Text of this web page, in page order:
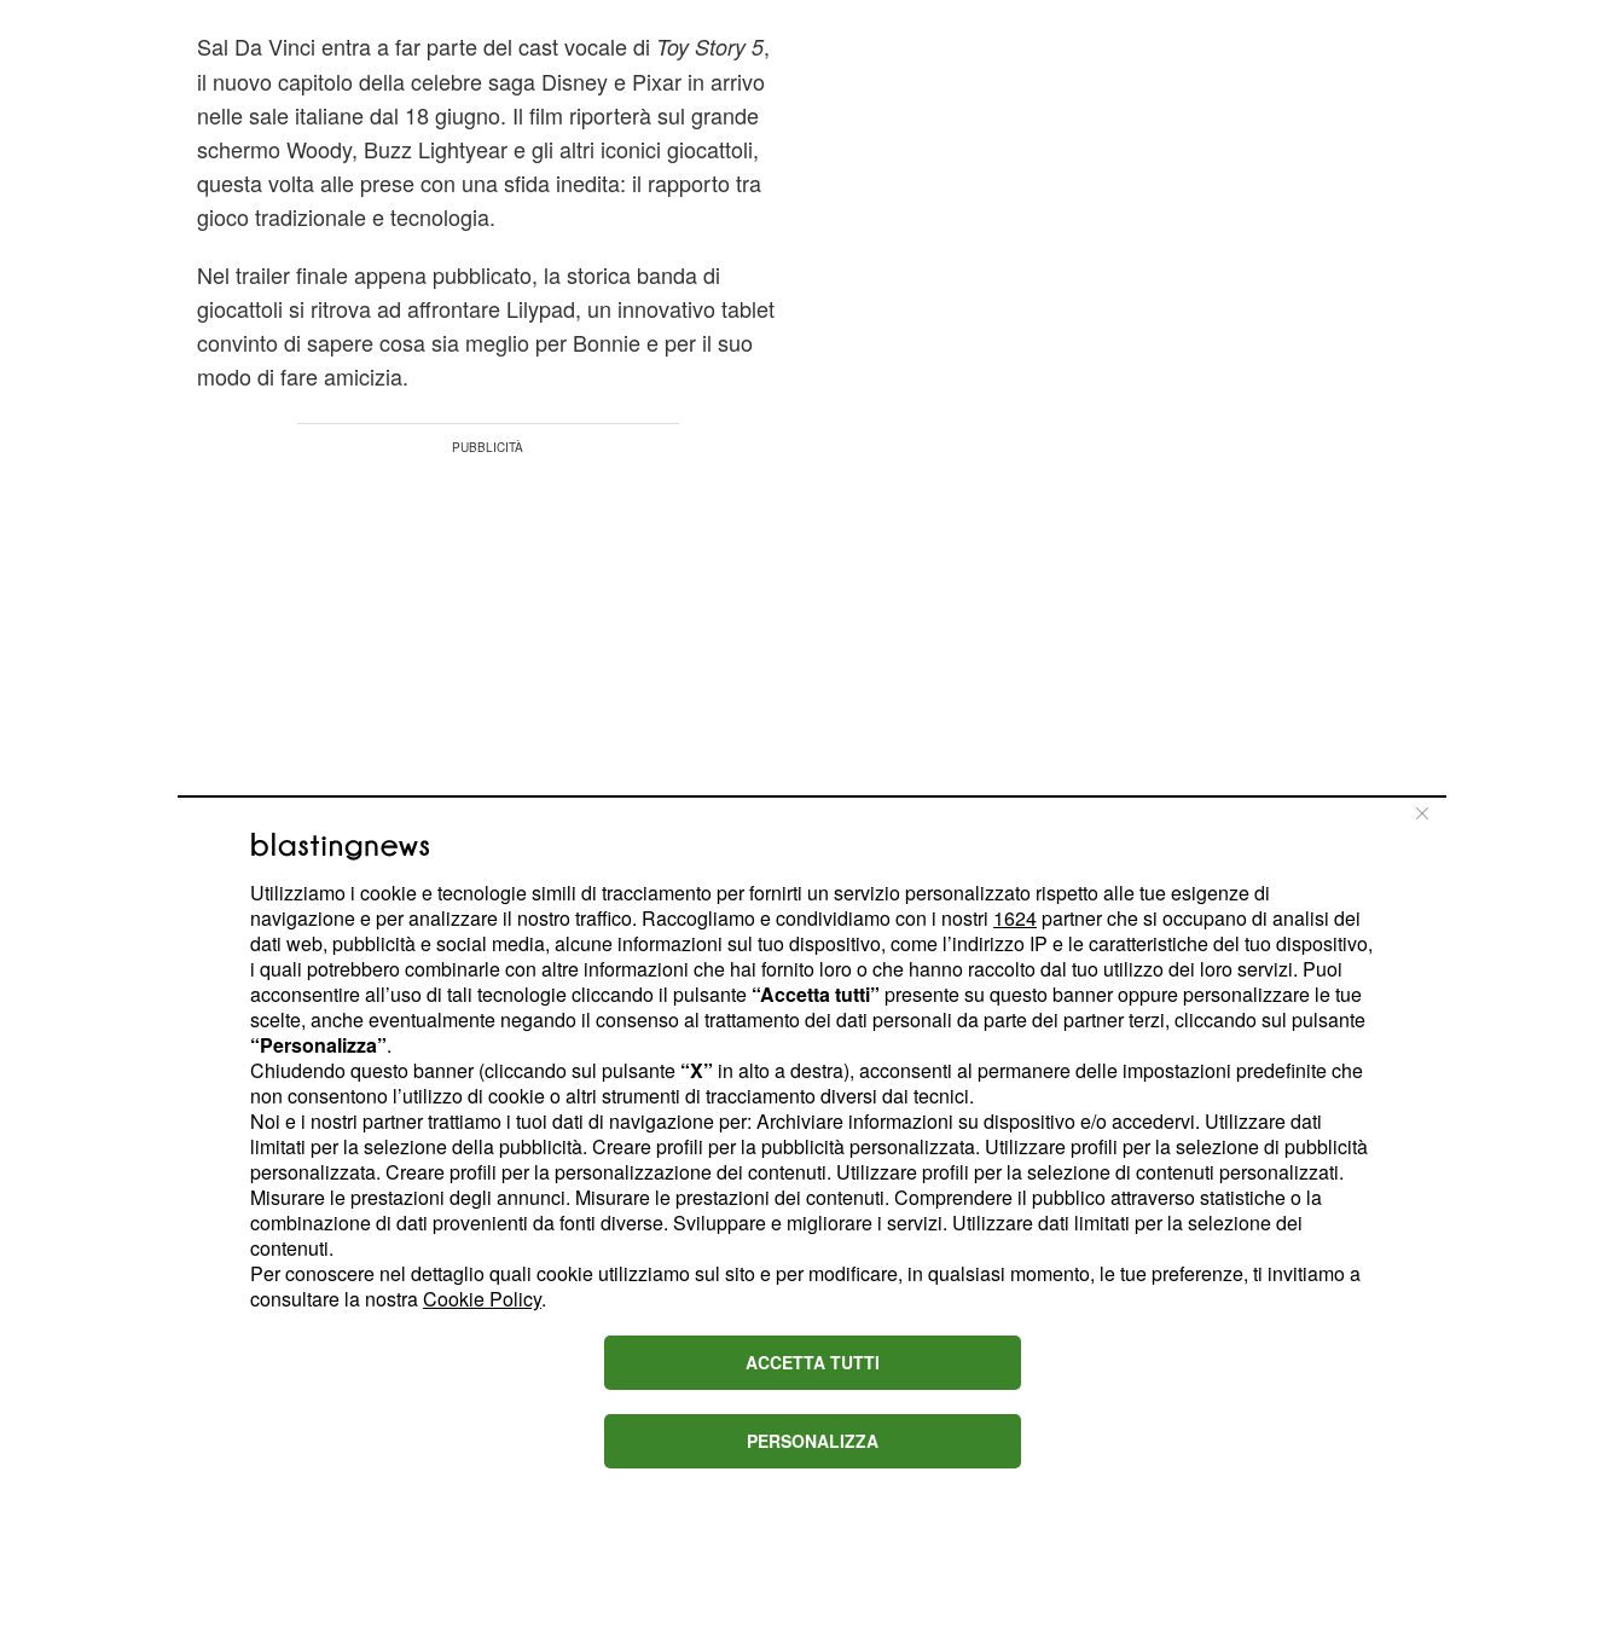
Sal Da Vinci entra a far parte del cast vocale di Toy Story 5,
il nuovo capitolo della celebre saga Disney e Pixar in arrivo
nelle sale italiane dal 18 giugno. Il film riporterà sul grande
schermo Woody, Buzz Lightyear e gli altri iconici giocattoli,
questa volta alle prese con una sfida inedita: il rapporto tra
gioco tradizionale e tecnologia.
Nel trailer finale appena pubblicato, la storica banda di
giocattoli si ritrova ad affrontare Lilypad, un innovativo tablet
convinto di sapere cosa sia meglio per Bonnie e per il suo
modo di fare amicizia.
Sal Da Vinci sarà Pizza cu 'è llente
Sal Da Vinci, reduce dal successo all’ultimo Festival di
Sanremo, darà voce a Pizza cu 'e llente, un personaggio
enigmatico e carismatico appartenente a una piccola ma
influente comunità di giocattoli dimenticati che vive nella
vecchia casetta di Blaze.
Nella versione originale, il personaggio è interpretato da Bad
Bunny, artista internazionale vincitore di numerosi
riconoscimenti, tra cui sei Grammy Awards.
Tra le nuove voci italiane del film figurano anche Katia
Follesa, che interpreterà Lilypad, Federico Basso nel ruolo
di Smarty Pants, Gianluca Gazzoli come Bullseye “Perfido”,
Utilizziamo i cookie e tecnologie simili di tracciamento per fornirti un servizio personalizzato rispetto alle tue esigenze di
navigazione e per analizzare il nostro traffico. Raccogliamo e condividiamo con i nostri 1624partner che si occupano di analisi dei
dati web, pubblicità e social media, alcune informazioni sul tuo dispositivo, come l’indirizzo IP e le caratteristiche del tuo dispositivo,
i quali potrebbero combinarle con altre informazioni che hai fornito loro o che hanno raccolto dal tuo utilizzo dei loro servizi. Puoi
acconsentire all’uso di tali tecnologie cliccando il pulsante “Accetta tutti” presente su questo banner oppure personalizzare le tue
scelte, anche eventualmente negando il consenso al trattamento dei dati personali da parte dei partner terzi, cliccando sul pulsante
“Personalizza”.
Chiudendo questo banner (cliccando sul pulsante “X” in alto a destra), acconsenti al permanere delle impostazioni predefinite che
non consentono l’utilizzo di cookie o altri strumenti di tracciamento diversi dai tecnici.
Noi e i nostri partner trattiamo i tuoi dati di navigazione per: Archiviare informazioni su dispositivo e/o accedervi. Utilizzare dati
limitati per la selezione della pubblicità. Creare profili per la pubblicità personalizzata. Utilizzare profili per la selezione di pubblicità
personalizzata. Creare profili per la personalizzazione dei contenuti. Utilizzare profili per la selezione di contenuti personalizzati.
Misurare le prestazioni degli annunci. Misurare le prestazioni dei contenuti. Comprendere il pubblico attraverso statistiche o la
combinazione di dati provenienti da fonti diverse. Sviluppare e migliorare i servizi. Utilizzare dati limitati per la selezione dei
contenuti.
Per conoscere nel dettaglio quali cookie utilizziamo sul sito e per modificare, in qualsiasi momento, le tue preferenze, ti invitiamo a
consultare la nostraCookie Policy.
ACCETTA TUTTI
PERSONALIZZA